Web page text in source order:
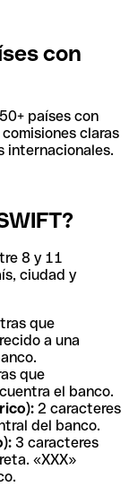
con
países con
claras
internacionales.
8 y 11
ciudad y
que
a una
que
el banco.
2 caracteres
del banco.
3 caracteres
«XXX»